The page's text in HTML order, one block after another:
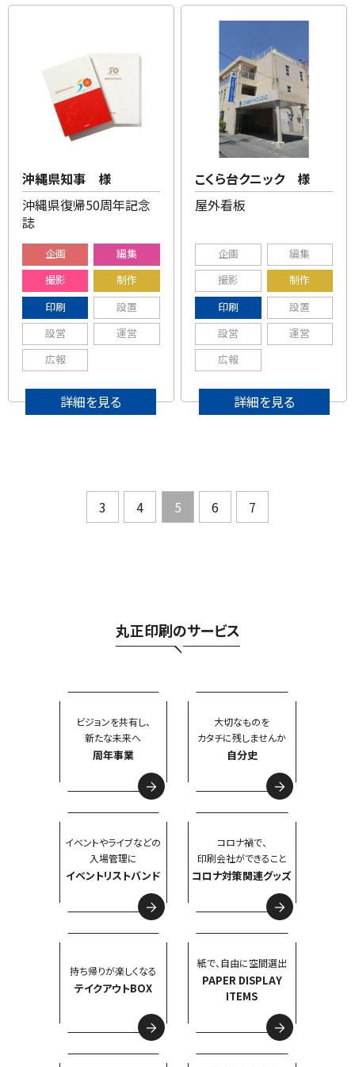
沖縄県知事 様
沖縄県復帰50周年記念
誌
企画
編集
撮影
制作
印刷
設置
設営
運営
広報
詳細を見る
こくら台クニック 様
屋外看板
企画
編集
撮影
制作
印刷
設置
設営
運営
広報
詳細を見る
3 4 5 6 7
丸正印刷のサービス
ビジョンを共有し、
新たな未来へ
周年事業
大切なものを
カタチに残しませんか
自分史
イベントやライブなどの
入場管理に
イベントリストバンド
コロナ禍で、
印刷会社ができること
コロナ対策関連グッズ
持ち帰りが楽しくなる
テイクアウトBOX
紙で、自由に空間選出
PAPER DISPLAY
ITEMS